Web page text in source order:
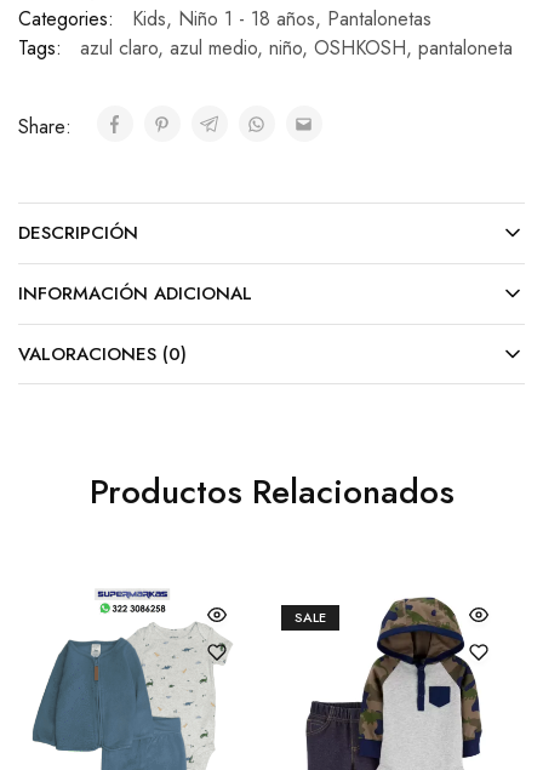
Categories:
Kids, Niño 1 - 18 años, Pantalonetas
Tags:
azul claro, azul medio, niño, OSHKOSH, pantaloneta
Share:
DESCRIPCIÓN
INFORMACIÓN ADICIONAL
VALORACIONES (0)
Productos Relacionados
SALE